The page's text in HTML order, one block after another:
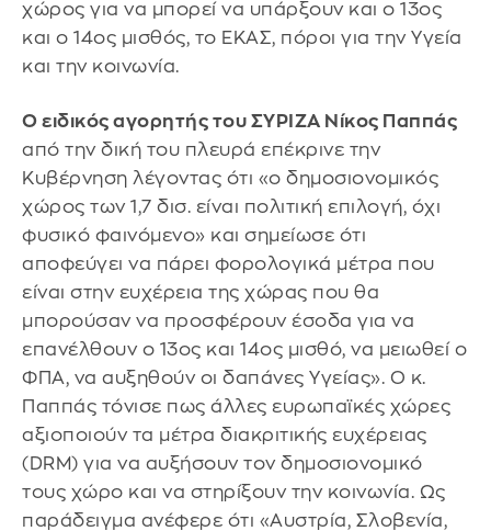
χώρος για να μπορεί να υπάρξουν και ο 13ος
και ο 14ος μισθός, το ΕΚΑΣ, πόροι για την Υγεία
και την κοινωνία.
Ο ειδικός αγορητής του ΣΥΡΙΖΑ Νίκος Παππάς
από την δική του πλευρά επέκρινε την
Κυβέρνηση λέγοντας ότι «ο δημοσιονομικός
χώρος των 1,7 δισ. είναι πολιτική επιλογή, όχι
φυσικό φαινόμενο» και σημείωσε ότι
αποφεύγει να πάρει φορολογικά μέτρα που
είναι στην ευχέρεια της χώρας που θα
μπορούσαν να προσφέρουν έσοδα για να
επανέλθουν ο 13ος και 14ος μισθό, να μειωθεί ο
ΦΠΑ, να αυξηθούν οι δαπάνες Υγείας». Ο κ.
Παππάς τόνισε πως άλλες ευρωπαϊκές χώρες
αξιοποιούν τα μέτρα διακριτικής ευχέρειας
(DRM) για να αυξήσουν τον δημοσιονομικό
τους χώρο και να στηρίξουν την κοινωνία. Ως
παράδειγμα ανέφερε ότι «Αυστρία, Σλοβενία,